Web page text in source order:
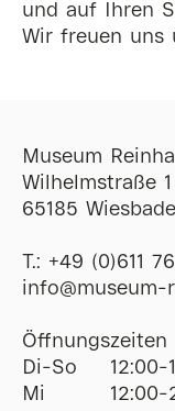
und auf Ihren
Wir freuen uns
Museum
Wilhelmstraße 1
65185
T.: +49 (0)611
ofni@museum-
Öffnungszeiten
Di-So
12:00-
Mi
12:00-